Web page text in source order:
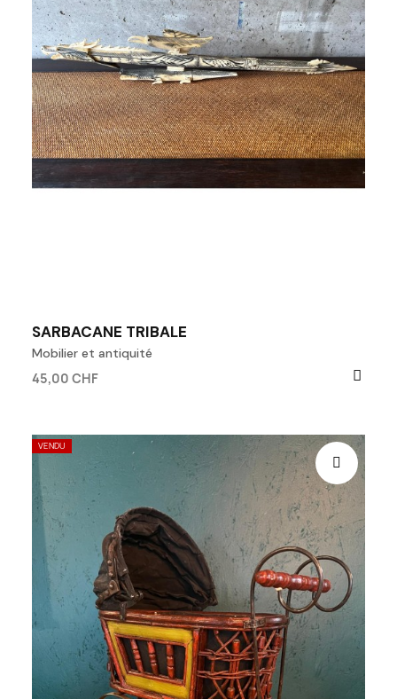
SARBACANE TRIBALE
Mobilier et antiquité
45,00 CHF
VENDU